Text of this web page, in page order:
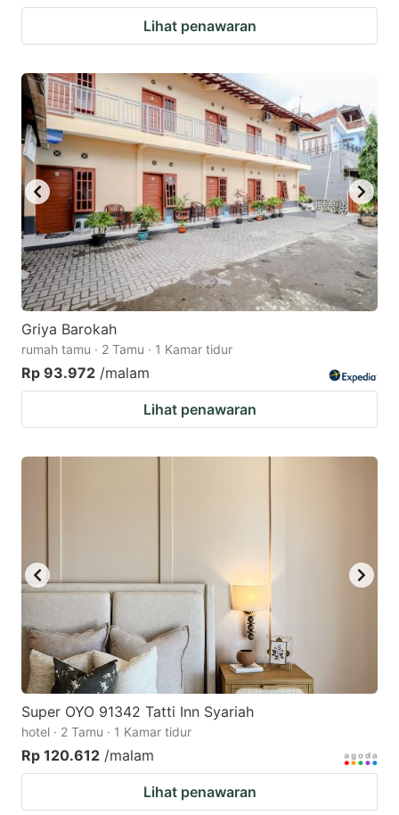
Lihat penawaran
Griya Barokah
rumah tamu · 2 Tamu · 1 Kamar tidur
Rp 93.972 /malam
Lihat penawaran
Super OYO 91342 Tatti Inn Syariah
hotel · 2 Tamu · 1 Kamar tidur
Rp 120.612 /malam
Lihat penawaran